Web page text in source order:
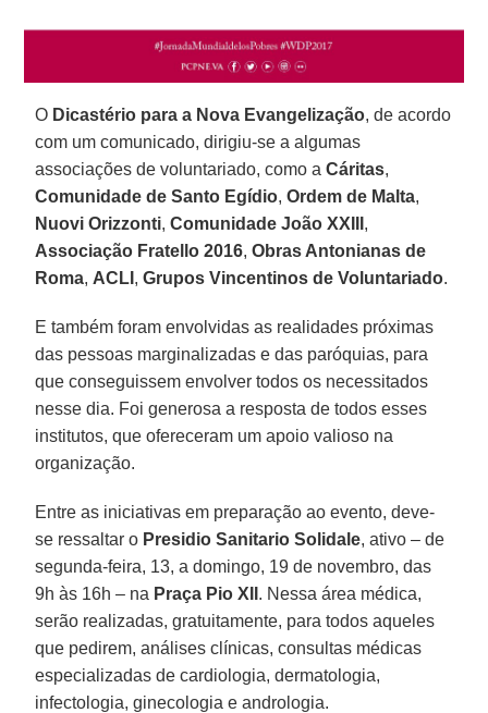
O Dicastério para a Nova Evangelização, de acordo
com um comunicado, dirigiu-se a algumas
associações de voluntariado, como aCáritas,
Comunidade de Santo Egídio,Ordem de Malta,
Nuovi Orizzonti,Comunidade João XXIII ,
Associação Fratello 2016,Obras Antonianas de
Roma, ACLI ,Grupos Vincentinos de Voluntariado.
E também foram envolvidas as realidades próximas
das pessoas marginalizadas e das paróquias, para
que conseguissem envolver todos os necessitados
nesse dia. Foi generosa a resposta de todos esses
institutos, que ofereceram um apoio valioso na
organização.
Entre as iniciativas em preparação ao evento, deve-
se ressaltar o Presidio Sanitario Solidale, ativo – de
segunda-feira, 13, a domingo, 19 de novembro, das
9h às 16h – na Praça Pio XII . Nessa área médica,
serão realizadas, gratuitamente, para todos aqueles
que pedirem, análises clínicas, consultas médicas
especializadas de cardiologia, dermatologia,
infectologia, ginecologia e andrologia.